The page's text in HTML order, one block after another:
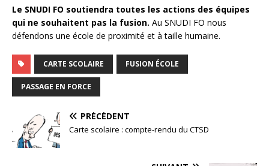
Le SNUDI FO soutiendra toutes les actions des équipes
qui ne souhaitent pas la fusion. Au SNUDI FO nous
défendons une école de proximité et à taille humaine.
CARTE SCOLAIRE FUSION ÉCOLE
PASSAGE EN FORCE
PRÉCÉDENT
Carte scolaire : compte-rendu du CTSD